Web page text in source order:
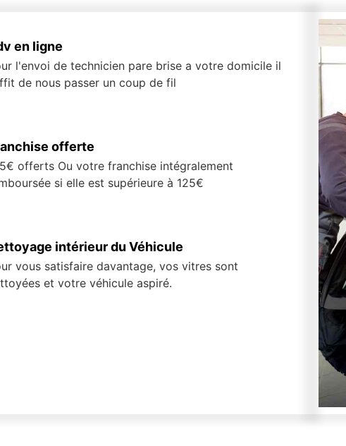
en ligne
l'envoi de technicien pare brise a votre domicile il
de nous passer un coup de fil
offerte
offerts Ou votre franchise intégralement
si elle est supérieure à 125€
intérieur du Véhicule
vous satisfaire davantage, vos vitres sont
et votre véhicule aspiré.